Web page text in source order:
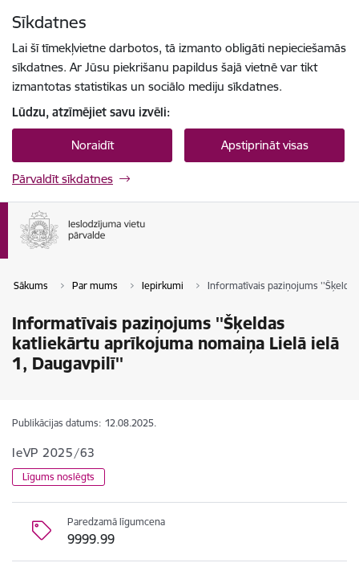
Sīkdatnes
Lai šī tīmekļvietne darbotos, tā izmanto obligāti nepieciešamās
sīkdatnes. Ar Jūsu piekrišanu papildus šajā vietnē var tikt
izmantotas statistikas un sociālo mediju sīkdatnes.
Lūdzu, atzīmējiet savu izvēli:
Noraidīt Apstiprināt visas
Pārvaldīt sīkdatnes
Sākums Par mums Iepirkumi Informatīvais paziņojums
Informatīvais paziņojums ''Šķeldas
katliekārtu aprīkojuma nomaiņa Lielā ielā
1, Daugavpilī''
Publikācijas datums: 12.08.2025.
IeVP 2025/63
Līgums noslēgts
Paredzamā līgumcena
9999.99